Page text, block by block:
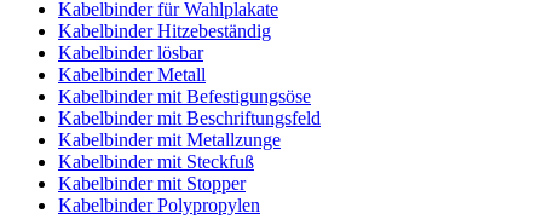
Kabelbinder für Wahlplakate
Kabelbinder Hitzebeständig
Kabelbinder lösbar
Kabelbinder Metall
Kabelbinder mit Befestigungsöse
Kabelbinder mit Beschriftungsfeld
Kabelbinder mit Metallzunge
Kabelbinder mit Steckfuß
Kabelbinder mit Stopper
Kabelbinder Polypropylen